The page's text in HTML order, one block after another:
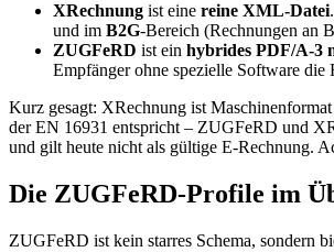
XRechnung ist eine reine XML-Datei
und im B2G-Bereich (Rechnungen an
ZUGFeRD ist ein hybrides PDF/A-3
Empfänger ohne spezielle Software die
Kurz gesagt: XRechnung ist
der EN 16931 entspricht – ZUGFeRD und
und gilt heute nicht als gültige E-Rechnung.
Die ZUGFeRD-Profile im
ZUGFeRD ist kein starres Schema, sondern